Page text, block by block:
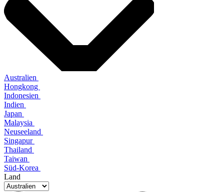
Australien
Hongkong
Indonesien
Indien
Japan
Malaysia
Neuseeland
Singapur
Thailand
Taiwan
Süd-Korea
Land